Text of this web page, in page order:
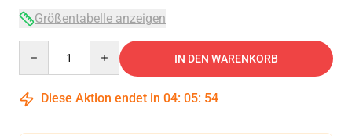
Größentabelle anzeigen
IN DEN WARENKORB
Diese Aktion endet in 04: 05: 53